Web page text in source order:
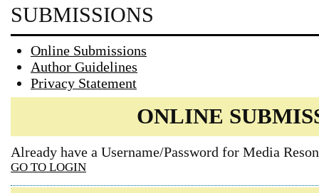
SUBMISSIONS
Online Submissions
Author Guidelines
Privacy Statement
ONLINE
Already have a Username/Password for Media
GO TO LOGIN